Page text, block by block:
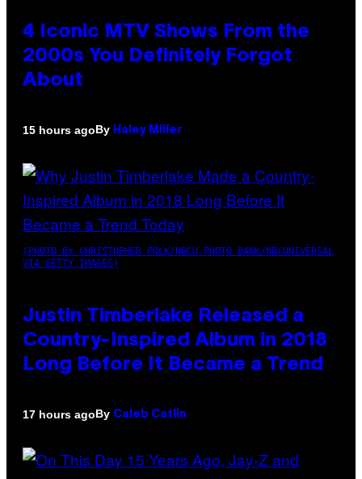
4 Iconic MTV Shows From the
2000s You Definitely Forgot
About
15 hours agoBy Haley Miller
(PHOTO BY CHRISTOPHER POLK/NBCU PHOTO BANK/NBCUNIVERSAL
VIA GETTY IMAGES)
Justin Timberlake Released a
Country-Inspired Album in 2018
Long Before It Became a Trend
17 hours agoBy Caleb Catlin